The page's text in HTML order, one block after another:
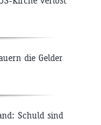
die Gelder
Schuld sind